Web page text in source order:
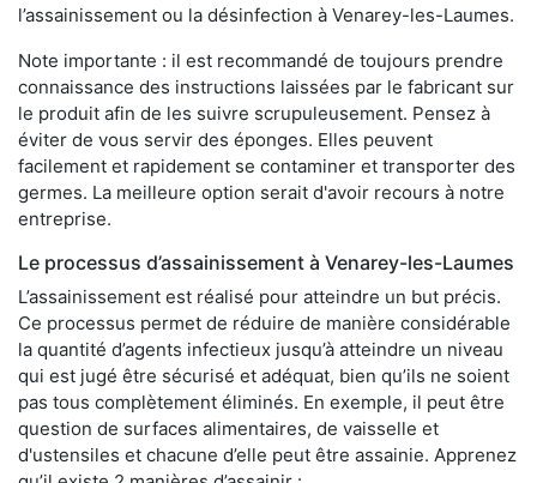
l’assainissement ou la désinfection à Venarey-les-Laumes.
Note importante : il est recommandé de toujours prendre
connaissance des instructions laissées par le fabricant sur
le produit afin de les suivre scrupuleusement. Pensez à
éviter de vous servir des éponges. Elles peuvent
facilement et rapidement se contaminer et transporter des
germes. La meilleure option serait d'avoir recours à notre
entreprise.
Le processus d’assainissement à Venarey-les-Laumes
L’assainissement est réalisé pour atteindre un but précis.
Ce processus permet de réduire de manière considérable
la quantité d’agents infectieux jusqu’à atteindre un niveau
qui est jugé être sécurisé et adéquat, bien qu’ils ne soient
pas tous complètement éliminés. En exemple, il peut être
question de surfaces alimentaires, de vaisselle et
d'ustensiles et chacune d’elle peut être assainie. Apprenez